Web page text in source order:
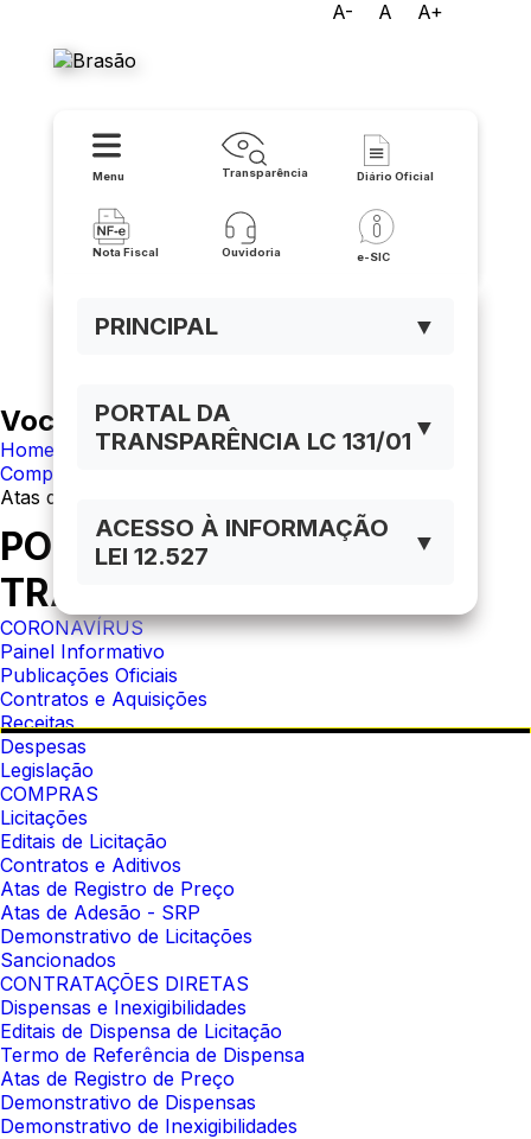
A- A A+
Menu Transparência Diário Oficial
Nota Fiscal Ouvidoria e-SIC
PRINCIPAL ▼
PORTAL DA
TRANSPARÊNCIA LC 131/01 ▼
ACESSO À INFORMAÇÃO
LEI 12.527
▼
Você está navegando em:
Home
Compras
Atas de Registro de Preço
PORTAL DA
TRANSPARÊNCIA
CORONAVÍRUS
Painel Informativo
Publicações Oficiais
Contratos e Aquisições
Receitas
Despesas
Legislação
COMPRAS
Licitações
Editais de Licitação
Contratos e Aditivos
Atas de Registro de Preço
Atas de Adesão - SRP
Demonstrativo de Licitações
Sancionados
CONTRATAÇÕES DIRETAS
Dispensas e Inexigibilidades
Editais de Dispensa de Licitação
Termo de Referência de Dispensa
Atas de Registro de Preço
Demonstrativo de Dispensas
Demonstrativo de Inexigibilidades